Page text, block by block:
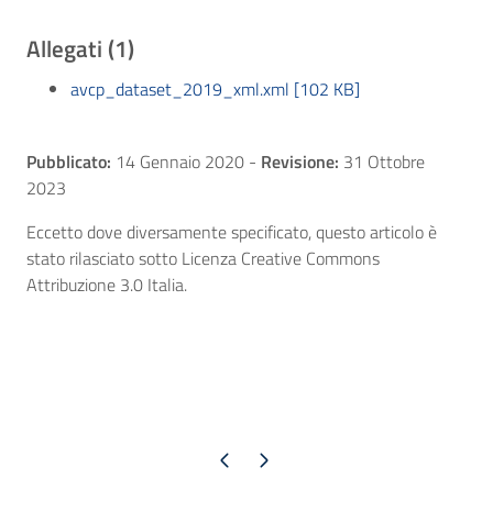
Allegati (1)
avcp_dataset_2019_xml.xml [102 KB]
Pubblicato: 14 Gennaio 2020 - Revisione: 31 Ottobre
2023
Eccetto dove diversamente specificato, questo articolo è
stato rilasciato sotto Licenza Creative Commons
Attribuzione 3.0 Italia.
Pagina precedente
Pagina successiva